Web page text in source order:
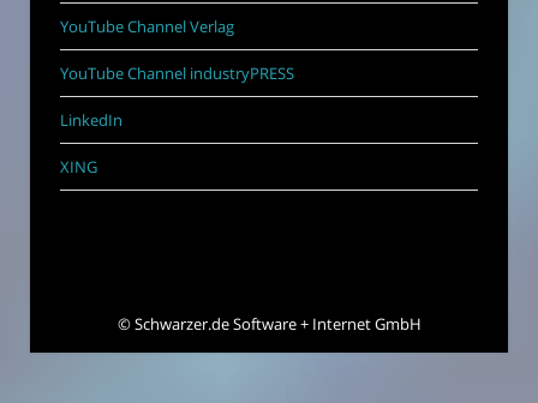
YouTube Channel Verlag
YouTube Channel industryPRESS
LinkedIn
XING
©Schwarzer.de Software + Internet GmbH